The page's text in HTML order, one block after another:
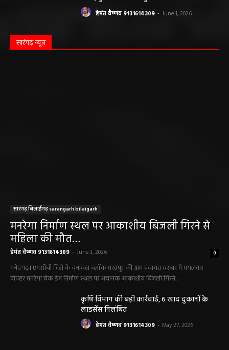
हेमंत वैष्णव 9131614309 - June 1, 2026
सारंगढ़ न्यूज़
सारंगढ़ बिलाईगढ़ sarangarh bilaigarh
मनरेगा निर्माण स्थल पर आकाशीय बिजली गिरने से
महिला की मौत…
हेमंत वैष्णव 9131614309 - June 3, 2026 0
मनेंद्रगढ़। एमसीबी जिले के वनांचल ब्लॉक भरतपुर की ग्राम पंचायत चरखर में मंगलवार
दोपहर मनरेगा चेक डेम निर्माण स्थल पर अचानक आकाशीय बिजली गिरने...
कृषि विभाग की बड़ी कार्रवाई, 6 खाद दुकानों के
लाइसेंस निलंबित
हेमंत वैष्णव 9131614309 - May 27, 2026